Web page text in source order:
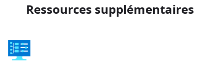
Ressources supplémentaires